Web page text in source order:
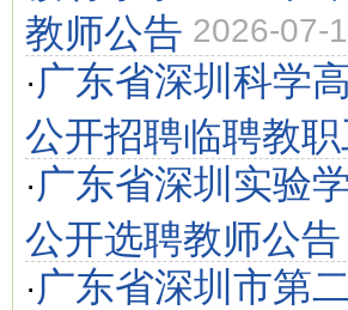
教师公告 2026-07-
· 广东省深圳科学
公开招聘临聘教
· 广东省深圳实验
公开选聘教师公告
· 广东省深圳市第